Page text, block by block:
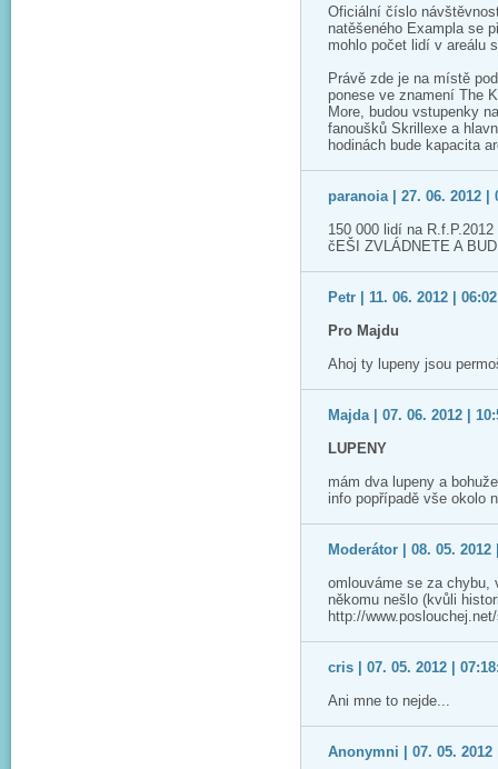
Oficiální číslo
natěšeného Exampla se
mohlo počet lidí v areálu
Právě zde je na místě
ponese ve znamení The
More, budou vstupenky
fanoušků Skrillexe a
hodinách bude kapacita
paranoia | 27. 06. 2012 |
150 000 lidí na
čEŠI ZVLÁDNETE A
Petr | 11. 06. 2012 |
Pro Majdu
Ahoj ty lupeny jsou
Majda | 07. 06. 2012 |
LUPENY
mám dva lupeny a
info popřípadě vše okolo
Moderátor | 08. 05. 2012
omlouváme se za chybu,
někomu nešlo (kvůli
http://
cris | 07. 05. 2012 |
Ani mne to nejde...
Anonymni | 07. 05. 2012